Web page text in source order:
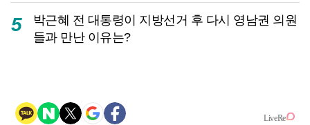
5
박근혜 전 대통령이 지방선거 후 다시 영남권 의원
들과 만난 이유는?